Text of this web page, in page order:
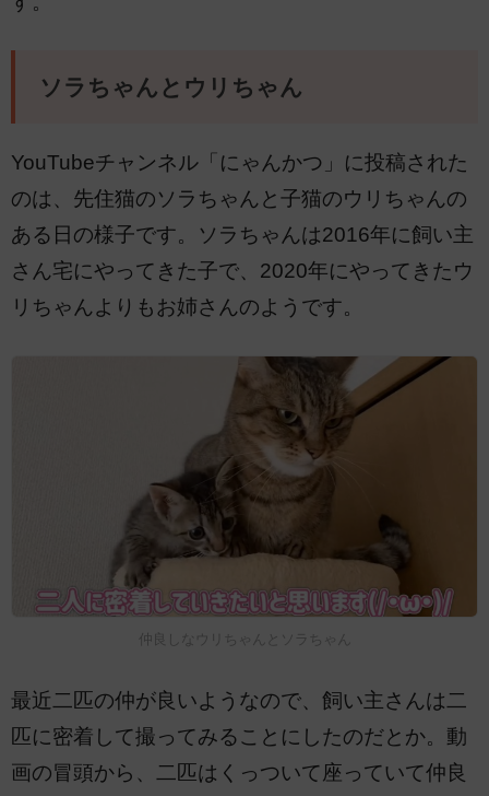
ソラちゃんとウリちゃん
YouTubeチャンネル「にゃんかつ」に投稿された
のは、先住猫のソラちゃんと子猫のウリちゃんの
ある日の様子です。ソラちゃんは2016年に飼い主
さん宅にやってきた子で、2020年にやってきたウ
リちゃんよりもお姉さんのようです。
仲良しなウリちゃんとソラちゃん
最近二匹の仲が良いようなので、飼い主さんは二
匹に密着して撮ってみることにしたのだとか。動
画の冒頭から、二匹はくっついて座っていて仲良